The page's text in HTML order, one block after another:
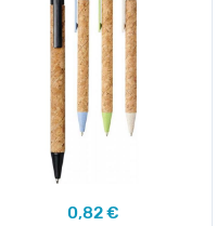
0,82 €